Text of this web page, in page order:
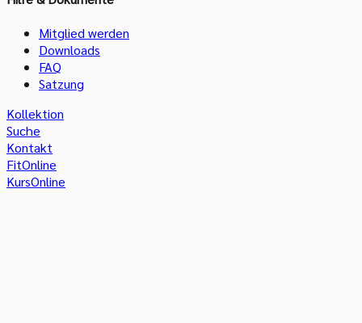
Mitglied werden
Downloads
FAQ
Satzung
Kollektion
Suche
Kontakt
FitOnline
KursOnline